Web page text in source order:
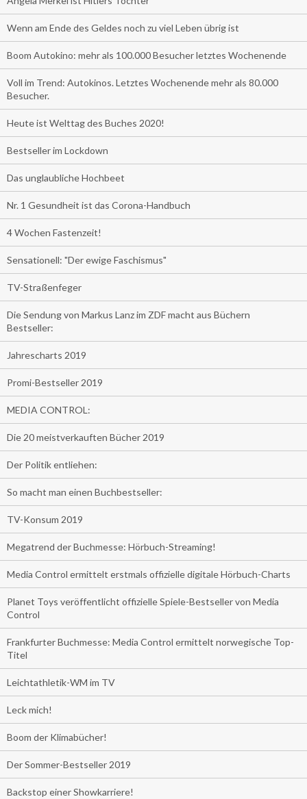
Wenn am Ende des Geldes noch zu viel Leben übrig ist
Boom Autokino: mehr als 100.000 Besucher letztes Wochenende
Voll im Trend: Autokinos. Letztes Wochenende mehr als 80.000
Besucher.
Heute ist Welttag des Buches 2020!
Bestseller im Lockdown
Das unglaubliche Hochbeet
Nr. 1 Gesundheit ist das Corona-Handbuch
4 Wochen Fastenzeit!
Sensationell: "Der ewige Faschismus"
TV-Straßenfeger
Die Sendung von Markus Lanz im ZDF macht aus Büchern
Bestseller:
Jahrescharts 2019
Promi-Bestseller 2019
MEDIA CONTROL:
Die 20 meistverkauften Bücher 2019
Der Politik entliehen:
So macht man einen Buchbestseller:
TV-Konsum 2019
Megatrend der Buchmesse: Hörbuch-Streaming!
Media Control ermittelt erstmals offizielle digitale Hörbuch-Charts
Planet Toys veröffentlicht offizielle Spiele-Bestseller von Media
Control
Frankfurter Buchmesse: Media Control ermittelt norwegische Top-
Titel
Leichtathletik-WM im TV
Leck mich!
Boom der Klimabücher!
Der Sommer-Bestseller 2019
Backstop einer Showkarriere!